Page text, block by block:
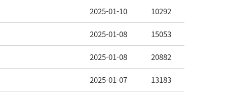
2025-01-10 10292
2025-01-08 15053
2025-01-08 20882
2025-01-07 13183